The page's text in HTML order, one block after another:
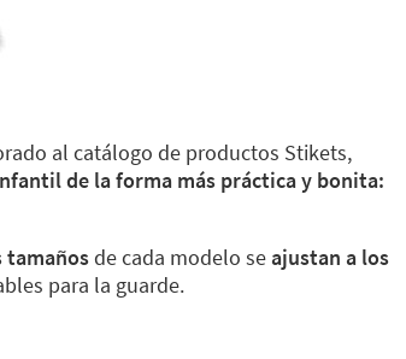
al catálogo de productos Stikets,
de la forma más práctica y bonita:
tamañosde cada modelo seajustan a los
para la guarde.